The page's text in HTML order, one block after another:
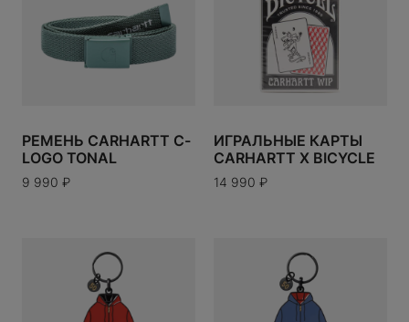
РЕМЕНЬ CARHARTT C-
LOGO TONAL
9 990 ₽
ИГРАЛЬНЫЕ КАРТЫ
CARHARTT X BICYCLE
14 990 ₽